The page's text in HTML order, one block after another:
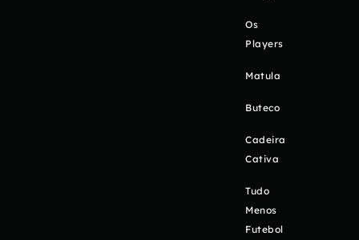
Os
Players
Matula
Buteco
Cadeira
Cativa
Tudo
Menos
Futebol